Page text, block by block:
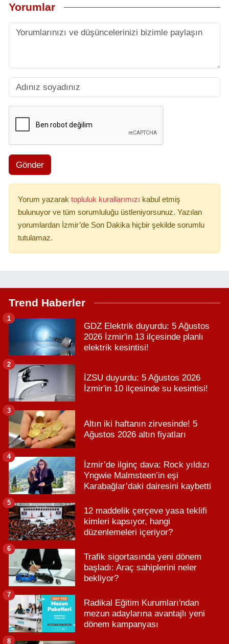
Yorumlar
Gönder
Yorum yazarak topluluk kurallarımızı kabul etmiş
bulunuyor ve tüm sorumluluğu üstleniyorsunuz. Yazılan
yorumlardan İzmir’de Son Dakika hiçbir şekilde sorumlu
tutulamaz.
Trend Haberler
GDZ Elektrik duyurdu: 5 Ağustos
2026 İzmir'in 13 ilçesinde planlı
elektrik kesintisi!
1
İZSU duyurdu: 5 Ağustos 2026
İzmir'in 10 ilçesinde su kesintisi!
2
Altın iki haftanın zirvesinde! 5
Ağustos 2026 altın fiyatları
3
İzmir’de ilginç dava: Rock yıldızı
Yngwie Malmsteen’in eşi
Karabağlar’daki dairesini kaybetti
4
12 maddelik çerçeve yasa teklifi
kimleri kapsıyor, hangi
düzenlemeleri içeriyor?
5
Trafik sigortasında yeni dönem
başladı: Araç sahiplerini neler
bekliyor?
6
Radikal Eğitim Kurumları'ndan
mezun adaylarına avantajlı yeni
dönem kampanyası
7
8